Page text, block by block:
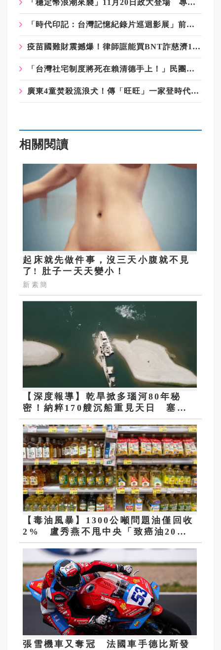
「穩定幣浪潮來襲」11月20日政大登場 專家齊聚剖析台灣金融新挑戰
「時代印記：台灣記憶紀錄片巡迴影展」前進台中 尋找島嶼共同記憶
疫苗國難財震撼爆！律師誆能買BNT詐慈濟10億 豪宅起出158公斤黃金
「台灣社宅制度將死在賴清德手上！」民團揭新版計畫：沒土地蓋社宅是藉口
廣東4童焚殺流浪犬！傳「旺旺」一家登時代廣場看板 2港星籲快立動保法
相關閱讀
起床就先做件事，沒三天小腹就不見
了! 肚子一天天變小！
新素簡
【深度報導】乾旱掀多瑙河80年秘
密！納粹170艘沉船重見天日 塞爾
維亞砸數億清障救航運命脈
【毒油風暴】1300公噸問題油僅回收
2% 盧秀燕不甩中央「致癌油20％
以下免下架」
張雪機車又奪冠 法國車手德比斯發